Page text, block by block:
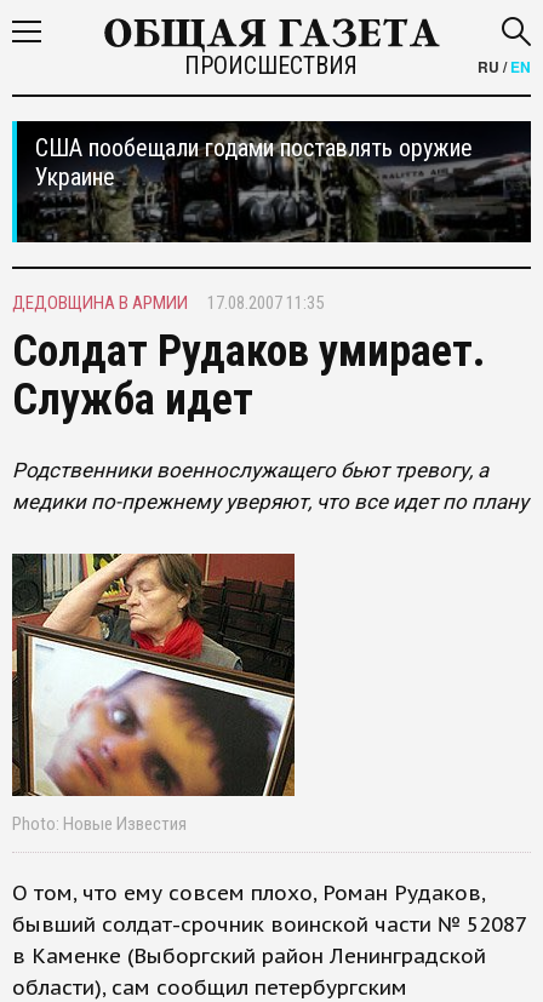
ПРОИСШЕСТВИЯ RU /EN
США пообещали годами поставлять оружие
Украине
ДЕДОВЩИНА В АРМИИ 17.08.2007 11:35
Солдат Рудаков умирает.
Служба идет
Родственники военнослужащего бьют тревогу, а
медики по-прежнему уверяют, что все идет по плану
Photo: Новые Известия
О том, что ему совсем плохо, Роман Рудаков,
бывший солдат-срочник воинской части № 52087
в Каменке (Выборгский район Ленинградской
области), сам сообщил петербургским